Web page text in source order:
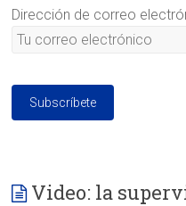
Dirección de correo
Video: la